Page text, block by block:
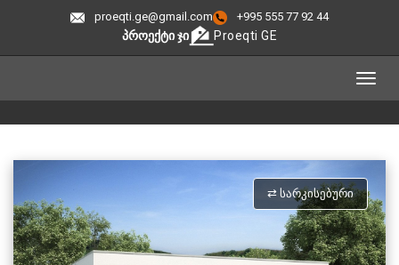
proeqti.ge@gmail.com +995 555 77 92 44
ᲞᲠᲝᲔᲥᲢᲘ ᲯᲘ Proeqti GE
⇄ ᲡᲐᲠᲙᲘᲡᲔᲑᲣᲠᲘ